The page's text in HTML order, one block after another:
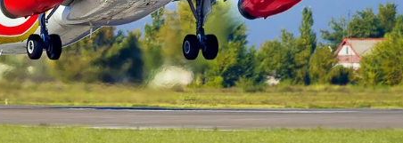
1 20.50 22.30 KR 718
3 21.00 22.40 KR 718
5 09.20 10.50 KR 718
7 20.30 22.15 KR 728
5 20.25 02.30 KR 824